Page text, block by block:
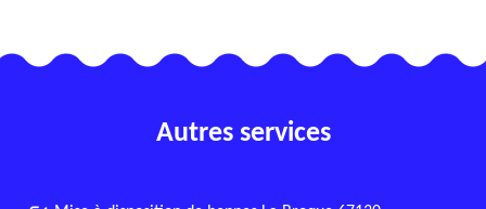
Autres services